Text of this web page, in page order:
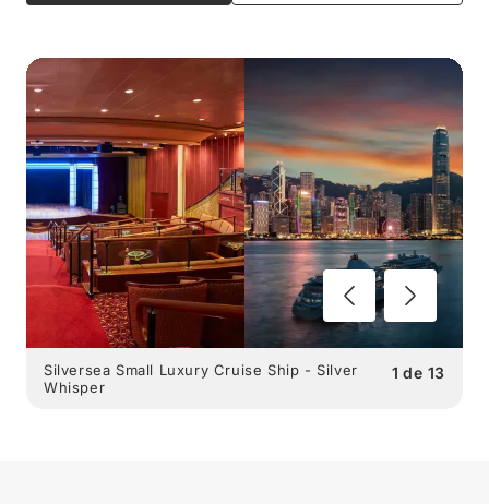
1 de 13
Silversea Small Luxury Cruise Ship - Silver
Whisper